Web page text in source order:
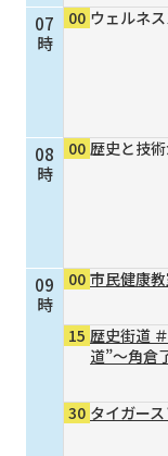
個人情報保護に関
本方針
サイトマップ
07
時
08
時
09
時
00 ウェルネ
00 歴史と技
00 市民健康
15 歴史街道
道”～角倉
30 タイガー